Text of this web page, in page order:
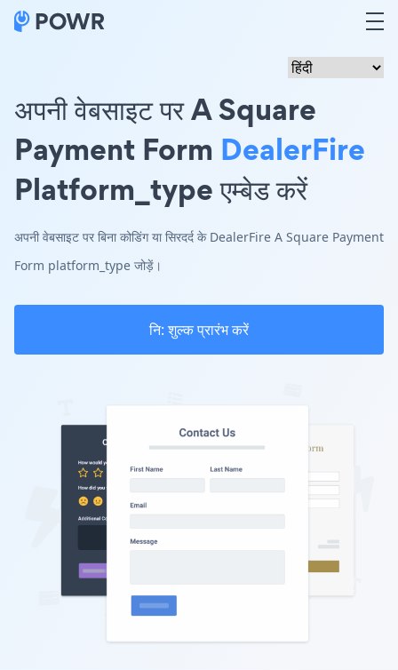
अपनी वेबसाइट पर A Square
Payment Form DealerFire
Platform_type एम्बेड करें
अपनी वेबसाइट पर बिना कोडिंग या सिरदर्द के DealerFire A Square Payment
Form platform_type जोड़ें।
नि: शुल्क प्रारंभ करें